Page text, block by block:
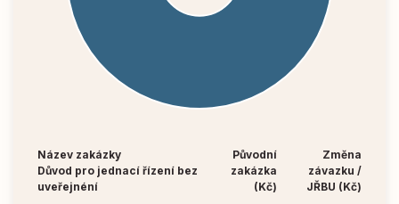
Název zakázky
Důvod pro jednací řízení bez
uveřejnéní
Původní
zakázka
(Kč)
Změna
závazku /
JŘBU (Kč)